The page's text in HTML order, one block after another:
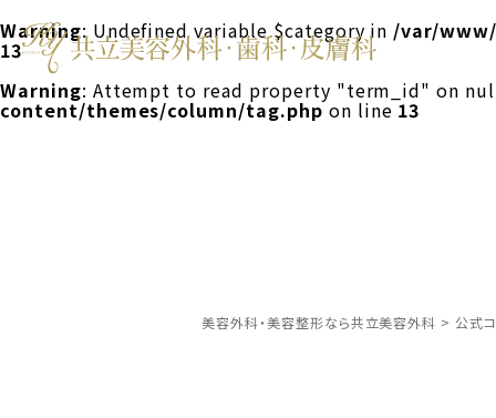
Warning: Undefined variable $category in /var/
13
Warning: Attempt to read property "term_id" on
content/themes/column/tag.phpon line13
美容外科・美容整形なら共立美容外科 > 公式